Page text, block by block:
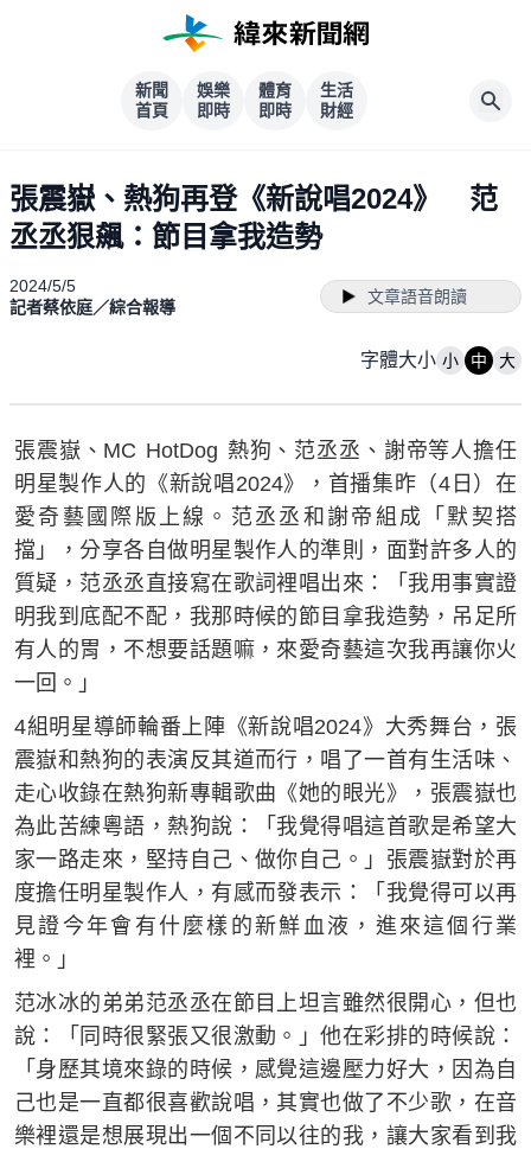
新聞
首頁
娛樂
即時
體育
即時
生活
財經
張震嶽、熱狗再登《新說唱2024》 范
丞丞狠飆：節目拿我造勢
2024/5/5
記者蔡依庭／綜合報導
文章語音朗讀
字體大小 小 中 大
張震嶽、MC HotDog 熱狗、范丞丞、謝帝等人擔任
明星製作人的《新說唱2024》，首播集昨（4日）在
愛奇藝國際版上線。范丞丞和謝帝組成「默契搭
擋」，分享各自做明星製作人的準則，面對許多人的
質疑，范丞丞直接寫在歌詞裡唱出來：「我用事實證
明我到底配不配，我那時候的節目拿我造勢，吊足所
有人的胃，不想要話題嘛，來愛奇藝這次我再讓你火
一回。」
4組明星導師輪番上陣《新說唱2024》大秀舞台，張
震嶽和熱狗的表演反其道而行，唱了一首有生活味、
走心收錄在熱狗新專輯歌曲《她的眼光》，張震嶽也
為此苦練粵語，熱狗說：「我覺得唱這首歌是希望大
家一路走來，堅持自己、做你自己。」張震嶽對於再
度擔任明星製作人，有感而發表示：「我覺得可以再
見證今年會有什麼樣的新鮮血液，進來這個行業
裡。」
范冰冰的弟弟范丞丞在節目上坦言雖然很開心，但也
說：「同時很緊張又很激動。」他在彩排的時候說：
「身歷其境來錄的時候，感覺這邊壓力好大，因為自
己也是一直都很喜歡說唱，其實也做了不少歌，在音
樂裡還是想展現出一個不同以往的我，讓大家看到我